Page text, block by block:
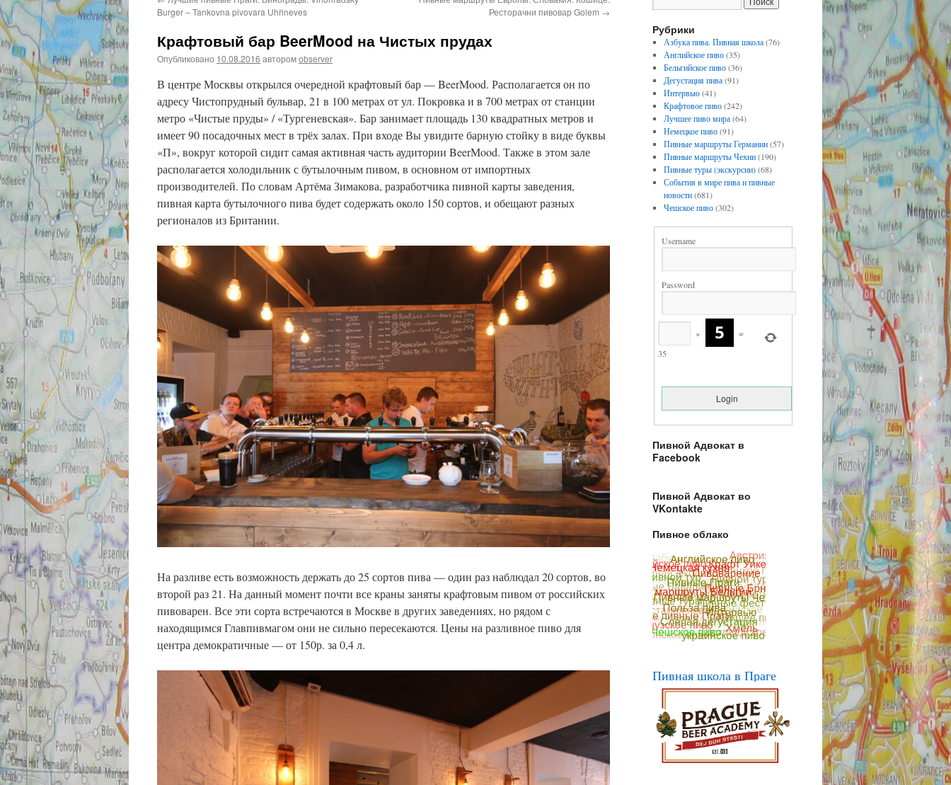
Burger – Tankovna pivovara Uhřineves
Ресторачни пивовар Golem →
Крафтовый бар BeerMood на Чистых прудах
Опубликовано 10.08.2016 авторомobserver
В центре Москвы открылся очередной крафтовый бар — BeerMood. Располагается он по
адресу Чистопрудный бульвар, 21 в 100 метрах от ул. Покровка и в 700 метрах от станции
метро «Чистые пруды» / «Тургеневская». Бар занимает площадь 130 квадратных метров и
имеет 90 посадочных мест в трёх залах. При входе Вы увидите барную стойку в виде буквы
«П», вокруг которой сидит самая активная часть аудитории BeerMood. Также в этом зале
располагается холодильник с бутылочным пивом, в основном от импортных
производителей. По словам Артёма Зимакова, разработчика пивной карты заведения,
пивная карта бутылочного пива будет содержать около 150 сортов, и обещают разных
регионалов из Британии.
На разливе есть возможность держать до 25 сортов пива — один раз наблюдал 20 сортов, во
второй раз 21. На данный момент почти все краны заняты крафтовым пивом от российских
пивоварен. Все эти сорта встречаются в Москве в других заведениях, но рядом с
находящимся Главпивмагом они не сильно пересекаются. Цены на разливное пиво для
центра демократичные — от 150р. за 0,4 л.
Рубрики
Азбука пива. Пивная школа(76)
Английское пиво(35)
Бельгийское пиво(36)
Дегустация пива(91)
Интервью(41)
Крафтовое пиво(242)
Лучшее пиво мира(64)
Немецкое пиво(91)
Пивные маршруты Германии(57)
Пивные маршруты Чехии(190)
Пивные туры (экскурсии)(68)
События в мире пива и пивные
новости(681)
Чешское пиво(302)
Username
Password
×
=
35
Пивной Адвокат в
Facebook
Пивной Адвокат во
VKontakte
Пивное облако
Пивная школа в Праге